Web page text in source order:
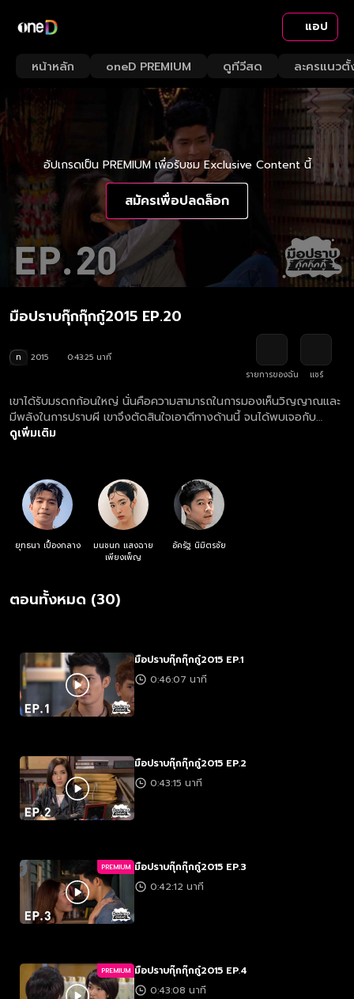
แอป
หน้าหลัก oneD PREMIUM ดูทีวีสด ละครแนวตั้
อัปเกรดเป็น PREMIUM เพื่อรับชม Exclusive Content นี้
สมัครเพื่อปลดล็อก
มือปราบกุ๊กกุ๊กกู๋2015 EP.20
ท 2015
0:43:25 นาที
รายการของฉัน
แชร์
เขาได้รับมรดกก้อนใหญ่ นั่นคือความสามารถในการมองเห็นวิญญาณและ
มีพลังในการปราบผี เขาจึงตัดสินใจเอาดีทางด้านนี้ จนได้พบเจอกับ
สารพัดผีที่ออกอาละวาดจนกรามค้าง
ดูเพิ่มเติม
ยุทธนา เปื้องกลาง
มนชนก แสงฉาย
เพียงเพ็ญ
อัครัฐ นิมิตรชัย
ตอนทั้งหมด (30)
มือปราบกุ๊กกุ๊กกู๋2015 EP.1
0:46:07 นาที
มือปราบกุ๊กกุ๊กกู๋2015 EP.2
0:43:15 นาที
PREMIUM มือปราบกุ๊กกุ๊กกู๋2015 EP.3
0:42:12 นาที
PREMIUM มือปราบกุ๊กกุ๊กกู๋2015 EP.4
0:43:08 นาที